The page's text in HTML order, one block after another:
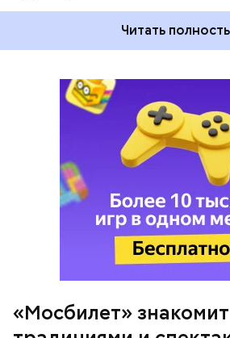
Читать
«Мосбилет»